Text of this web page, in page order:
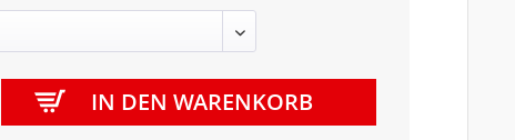
IN DEN WARENKORB